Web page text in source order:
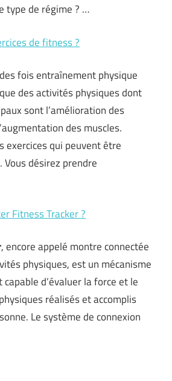
type de régime ? …
de fitness ?
fois entraînement physique
des activités physiques dont
sont l’amélioration des
des muscles.
exercices qui peuvent être
désirez prendre
Fitness Tracker ?
, encore appelé montre connectée
physiques, est un mécanisme
d’évaluer la force et le
réalisés et accomplis
Le système de connexion